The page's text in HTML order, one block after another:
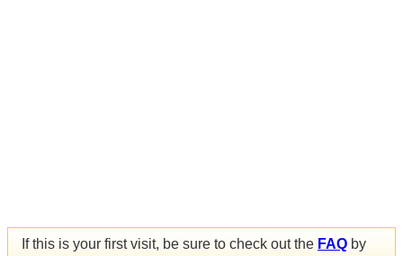
If this is your first visit, be sure to check out the FAQ by